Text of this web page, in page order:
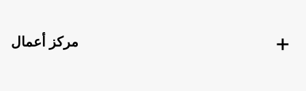
مركز أعمال